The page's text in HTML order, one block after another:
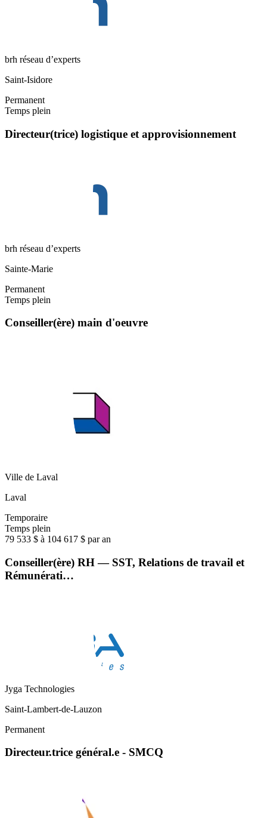
brh réseau d’experts
Saint-Isidore
Permanent
Temps plein
Directeur(trice) logistique et approvisionnement
brh réseau d’experts
Sainte-Marie
Permanent
Temps plein
Conseiller(ère) main d'oeuvre
Ville de Laval
Laval
Temporaire
Temps plein
79 533 $ à 104 617 $ par an
Conseiller(ère) RH — SST, Relations de travail et
Rémunérati…
Jyga Technologies
Saint-Lambert-de-Lauzon
Permanent
Directeur.trice général.e - SMCQ